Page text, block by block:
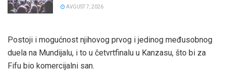
AVGUST 7, 2026
Postoji i mogućnost njihovog prvog i jedinog međusobnog
duela na Mundijalu, i to u četvrtfinalu u Kanzasu, što bi za
Fifu bio komercijalni san.